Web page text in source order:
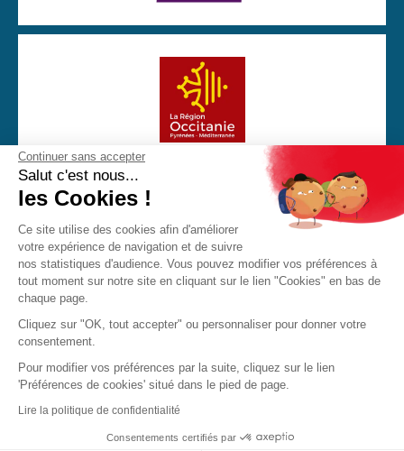
Continuer sans accepter
Salut c'est nous...
les Cookies !
Ce site utilise des cookies afin d'améliorer
votre expérience de navigation et de suivre
nos statistiques d'audience. Vous pouvez modifier vos préférences à
tout moment sur notre site en cliquant sur le lien "Cookies" en bas de
chaque page.
Cliquez sur "OK, tout accepter" ou personnaliser pour donner votre
consentement.
Pour modifier vos préférences par la suite, cliquez sur le lien
'Préférences de cookies' situé dans le pied de page.
Lire la politique de confidentialité
Consentements certifiés par
JPO Brochure
Avec la participation financière de la Région Occitanie
CGU Mentions Légales
Politique de confidentialité
Cookies
Made with love by Visions Nouvelles 2023 ! Dernière mise